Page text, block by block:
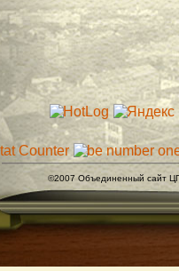
©2007 Объединенный сайт